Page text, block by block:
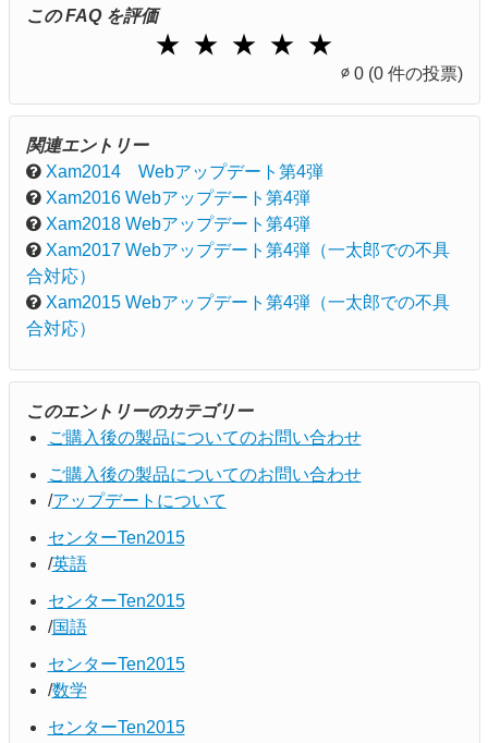
この FAQ を評価
★1 Star
★2 Stars
★ 3 Stars
★ 4 Stars
★
∅ 0(0 件の投票)
関連エントリー
Xam2014 Webアップデート第4弾
Xam2016 Webアップデート第4弾
Xam2018 Webアップデート第4弾
Xam2017 Webアップデート第4弾（一太郎での不具
合対応）
Xam2015 Webアップデート第4弾（一太郎での不具
合対応）
このエントリーのカテゴリー
ご購入後の製品についてのお問い合わせ
ご購入後の製品についてのお問い合わせ
アップデートについて
センターTen2015
英語
センターTen2015
国語
センターTen2015
数学
センターTen2015